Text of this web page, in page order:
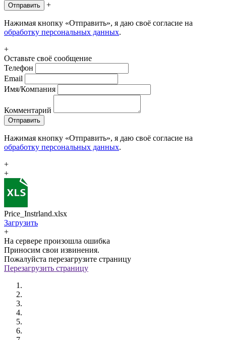
Отправить +
Нажимая кнопку «Отправить», я даю своё согласие на
обработку персональных данных.
+
Оставьте своё сообщение
Телефон
Email
Имя/Компания
Комментарий
Отправить
Нажимая кнопку «Отправить», я даю своё согласие на
обработку персональных данных.
+
+
Price_Instrland.xlsx
Загрузить
+
На сервере произошла ошибка
Приносим свои извинения.
Пожалуйста перезагрузите страницу
Перезагрузить страницу